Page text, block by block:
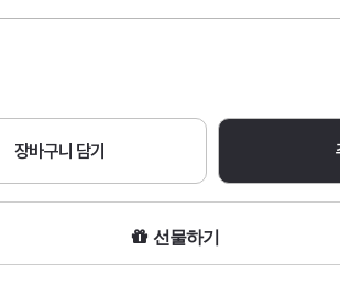
장바구니 담기
선물하기